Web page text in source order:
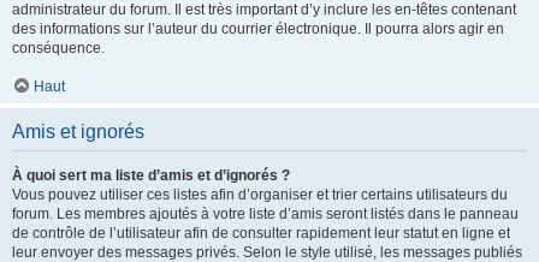
administrateur du forum. Il est très important d’y inclure les en-têtes contenant
des informations sur l’auteur du courrier électronique. Il pourra alors agir en
conséquence.
Haut
Amis et ignorés
À quoi sert ma liste d’amis et d’ignorés ?
Vous pouvez utiliser ces listes afin d’organiser et trier certains utilisateurs du
forum. Les membres ajoutés à votre liste d’amis seront listés dans le panneau
de contrôle de l’utilisateur afin de consulter rapidement leur statut en ligne et
leur envoyer des messages privés. Selon le style utilisé, les messages publiés